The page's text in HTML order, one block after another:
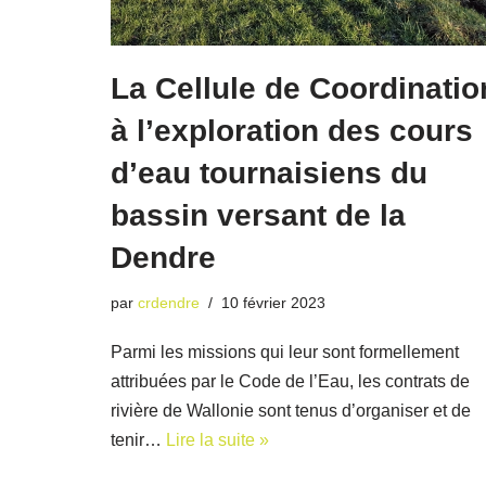
La Cellule de
à l’exploration des cours
d’eau tournaisiens du
bassin versant de la
Dendre
par crdendre 10 février 2023
Parmi les missions qui leur sont formellement
attribuées par le Code de l’Eau, les contrats de
rivière de Wallonie sont tenus d’organiser et de
tenir… Lire la suite »